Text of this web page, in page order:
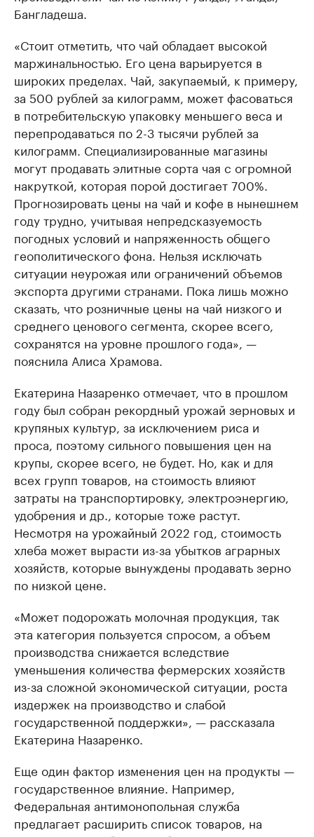
Бангладеша.
«Стоит отметить, что чай обладает высокой
маржинальностью. Его цена варьируется в
широких пределах. Чай, закупаемый, к примеру,
за 500 рублей за килограмм, может фасоваться
в потребительскую упаковку меньшего веса и
перепродаваться по 2-3 тысячи рублей за
килограмм. Специализированные магазины
могут продавать элитные сорта чая с огромной
накруткой, которая порой достигает 700%.
Прогнозировать цены на чай и кофе в нынешнем
году трудно, учитывая непредсказуемость
погодных условий и напряженность общего
геополитического фона. Нельзя исключать
ситуации неурожая или ограничений объемов
экспорта другими странами. Пока лишь можно
сказать, что розничные цены на чай низкого и
среднего ценового сегмента, скорее всего,
сохранятся на уровне прошлого года», —
пояснила Алиса Храмова.
Екатерина Назаренко отмечает, что в прошлом
году был собран рекордный урожай зерновых и
крупяных культур, за исключением риса и
проса, поэтому сильного повышения цен на
крупы, скорее всего, не будет. Но, как и для
всех групп товаров, на стоимость влияют
затраты на транспортировку, электроэнергию,
удобрения и др., которые тоже растут.
Несмотря на урожайный 2022 год, стоимость
хлеба может вырасти из-за убытков аграрных
хозяйств, которые вынуждены продавать зерно
по низкой цене.
«Может подорожать молочная продукция, так
эта категория пользуется спросом, а объем
производства снижается вследствие
уменьшения количества фермерских хозяйств
из-за сложной экономической ситуации, роста
издержек на производство и слабой
государственной поддержки», — рассказала
Екатерина Назаренко.
Еще один фактор изменения цен на продукты —
государственное влияние. Например,
Федеральная антимонопольная служба
предлагает расширить список товаров, на